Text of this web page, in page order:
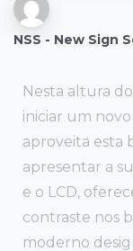
NSS - New Sign
Nesta altura
iniciar um novo
aproveita esta
apresentar a
e o LCD,
contraste nos
moderno